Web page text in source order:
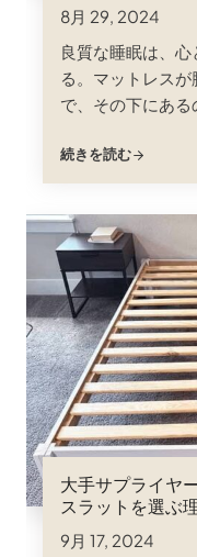
8月 29, 2024
良質な睡眠は、
る。マットレス
で、その下にある
肢がある中で、ブ
と柔軟性、そし
クな素材である
目されています。
続きを読む
大手サプライヤ
スラットを選ぶ
9月 17, 2024